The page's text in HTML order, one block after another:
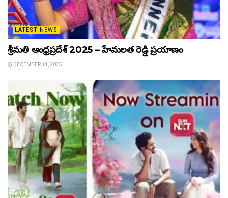
LATEST NEWS
శ్రీమతి ఆంధ్రప్రదేశ్ 2025 – హేమలత రెడ్డి ప్రయాణం
DECEMBER 14, 2025